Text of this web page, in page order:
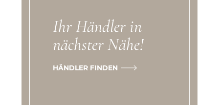
Ihr Händler in
nächster Nähe!
HÄNDLER FINDEN